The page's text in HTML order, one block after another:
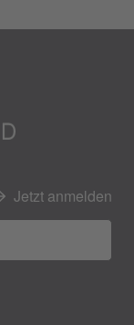
Jetzt anmelden